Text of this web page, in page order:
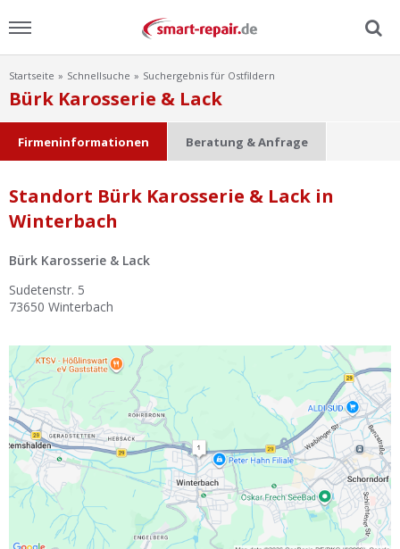
Menu
Home
Ratgeber
FAQ
Lexikon
Video
Ist Ihre Werkstatt schon dabei?
Kostenlos eintragen
Werkstatt Login
Startseite Schnellsuche Suchergebnis für Ostfildern
Bürk Karosserie & Lack
Firmeninformationen Beratung & Anfrage
Standort Bürk Karosserie & Lack in
Winterbach
Bürk Karosserie & Lack
Sudetenstr. 5
73650 Winterbach